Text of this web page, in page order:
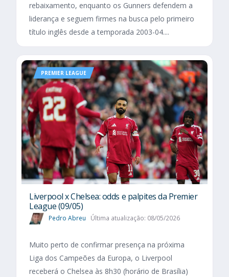
rebaixamento, enquanto os Gunners defendem a
liderança e seguem firmes na busca pelo primeiro
título inglês desde a temporada 2003-04....
PREMIER LEAGUE
Liverpool x Chelsea: odds e palpites da Premier
League (09/05)
Pedro Abreu Última atualização: 08/05/2026
Muito perto de confirmar presença na próxima
Liga dos Campeões da Europa, o Liverpool
receberá o Chelsea às 8h30 (horário de Brasília)